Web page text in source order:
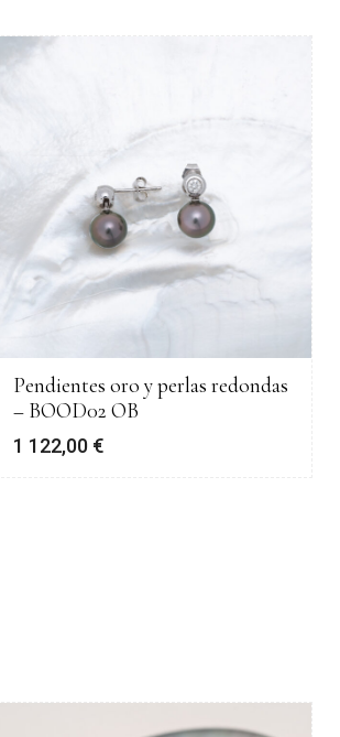
Pendientes oro y perlas redondas
– BOOD02 OB
1 122,00 €